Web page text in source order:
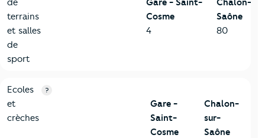
terrains
et salles
de
sport
Cosme
4
Saône
80
4-Education
Critères
Ecoles
et
crèches
?
Gare -
Saint-
Cosme
Chalon-
sur-
Saône